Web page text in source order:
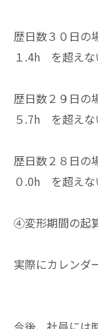
歴日数３０日
１.4h を超えな
歴日数２９日
５.7h を超えな
歴日数２８日
０.0h を超えな
④変形期間の起
実際にカレンダ